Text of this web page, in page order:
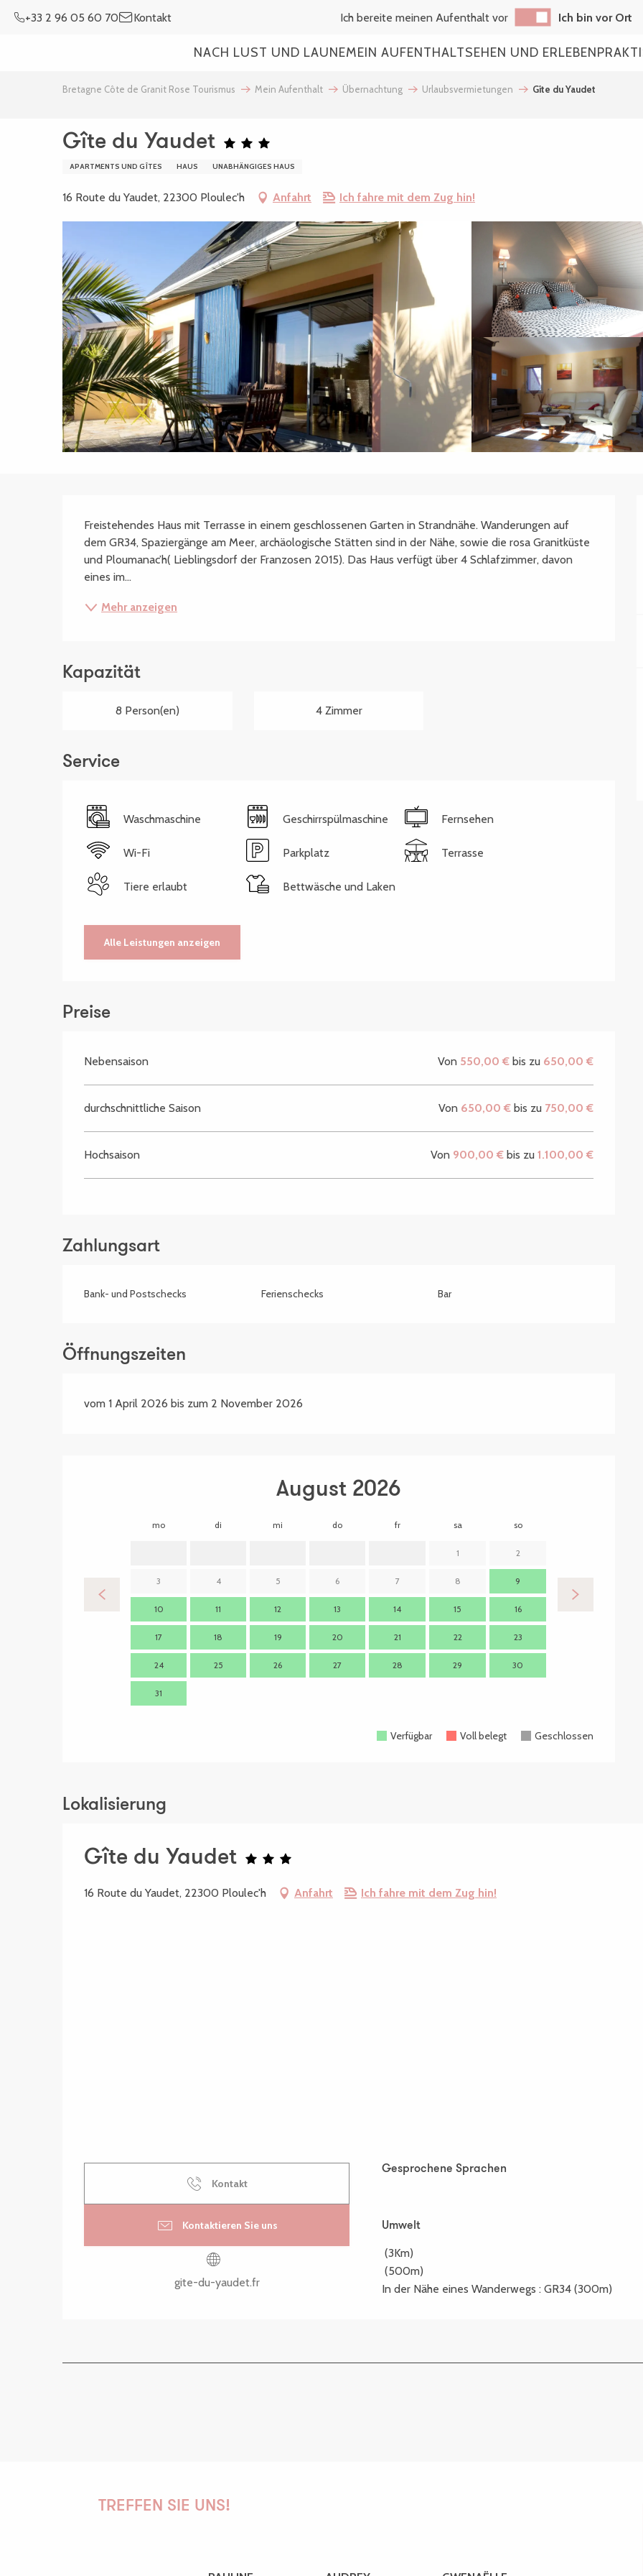
+33 2 96 05 60 70 Kontakt Ich bereite meinen Aufenthalt vor Ich bin vor Ort
NACH LUST UND LAUNEMEIN AUFENTHALTSEHEN UND ERLEBEN
Bretagne Côte de Granit Rose Tourismus Mein Aufenthalt Übernachtung Urlaubsvermietungen Gîte du Yaudet
Gîte du Yaudet
APARTMENTS UND GÎTES HAUS UNABHÄNGIGES HAUS
16 Route du Yaudet, 22300 Ploulec'h Anfahrt Ich fahre mit dem Zug hin!
Beschreibung
Freistehendes Haus mit Terrasse in einem geschlossenen Garten in Strandnähe. Wanderungen auf
dem GR34, Spaziergänge am Meer, archäologische Stätten sind in der Nähe, sowie die rosa Granitküste
und Ploumanac’h( Lieblingsdorf der Franzosen 2015). Das Haus verfügt über 4 Schlafzimmer, davon
eines im...
Mehr anzeigen
Kapazität
8 Person(en) 4 Zimmer
Service
Waschmaschine Geschirrspülmaschine Fernsehen
Wi-Fi Parkplatz Terrasse
Tiere erlaubt Bettwäsche und Laken
Alle Leistungen anzeigen
Preise
Nebensaison Von 550,00 € bis zu 650,00 €
durchschnittliche Saison Von 650,00 € bis zu 750,00 €
Hochsaison Von 900,00 € bis zu1.100,00 €
Zahlungsart
Bank- und Postschecks Ferienschecks Bar
Öffnungszeiten
vom 1 April 2026 bis zum 2 November 2026
August 2026
mo di mi do fr sa so
1 2
3 4 5 6 7 8 9
10 11 12 13 14 15 16
17 18 19 20 21 22 23
24 25 26 27 28 29 30
31
Verfügbar Voll belegt Geschlossen
Lokalisierung
Gîte du Yaudet
16 Route du Yaudet, 22300 Ploulec'h Anfahrt Ich fahre mit dem Zug hin!
Kontakt
Kontaktieren Sie uns
gite-du-yaudet.fr
Gesprochene Sprachen
Gesprochene Sprachen
Umwelt
Umwelt
(3Km)
(500m)
In der Nähe eines Wanderwegs : GR34 (300m)
TREFFEN SIE UNS!